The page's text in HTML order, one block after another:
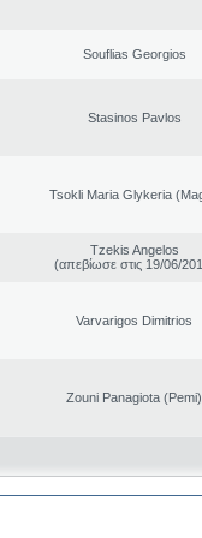
Souflias Georgios
Stasinos Pavlos
Tsokli Maria Glykeria
Tzekis Angelos
(απεβίωσε στις 19/06/
Varvarigos Dimitrios
Zouni Panagiota (Pemi)